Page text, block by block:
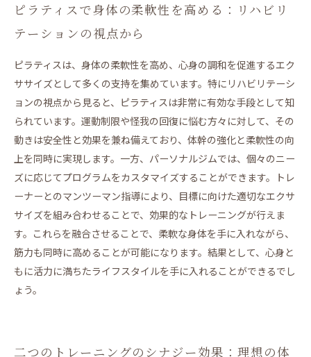
ピラティスで身体の柔軟性を高める：リハビリ
テーションの視点から
ピラティスは、身体の柔軟性を高め、心身の調和を促進するエク
ササイズとして多くの支持を集めています。特にリハビリテーシ
ョンの視点から見ると、ピラティスは非常に有効な手段として知
られています。運動制限や怪我の回復に悩む方々に対して、その
動きは安全性と効果を兼ね備えており、体幹の強化と柔軟性の向
上を同時に実現します。一方、パーソナルジムでは、個々のニー
ズに応じてプログラムをカスタマイズすることができます。トレ
ーナーとのマンツーマン指導により、目標に向けた適切なエクサ
サイズを組み合わせることで、効果的なトレーニングが行えま
す。これらを融合させることで、柔軟な身体を手に入れながら、
筋力も同時に高めることが可能になります。結果として、心身と
もに活力に満ちたライフスタイルを手に入れることができるでし
ょう。
二つのトレーニングのシナジー効果：理想の体